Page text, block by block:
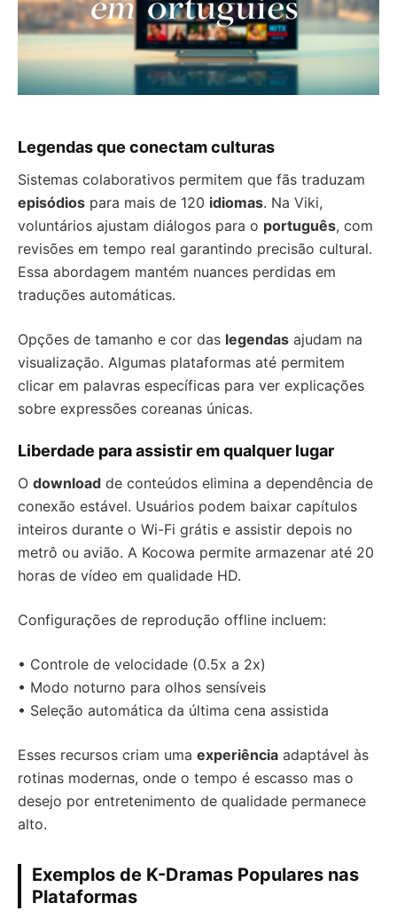
Legendas que conectam culturas
Sistemas colaborativos permitem que fãs traduzam
episódios para mais de 120 idiomas. Na Viki,
voluntários ajustam diálogos para o português, com
revisões em tempo real garantindo precisão cultural.
Essa abordagem mantém nuances perdidas em
traduções automáticas.
Opções de tamanho e cor das legendas ajudam na
visualização. Algumas plataformas até permitem
clicar em palavras específicas para ver explicações
sobre expressões coreanas únicas.
Liberdade para assistir em qualquer lugar
O download de conteúdos elimina a dependência de
conexão estável. Usuários podem baixar capítulos
inteiros durante o Wi-Fi grátis e assistir depois no
metrô ou avião. A Kocowa permite armazenar até 20
horas de vídeo em qualidade HD.
Configurações de reprodução offline incluem:
• Controle de velocidade (0.5x a 2x)
• Modo noturno para olhos sensíveis
• Seleção automática da última cena assistida
Esses recursos criam uma experiência adaptável às
rotinas modernas, onde o tempo é escasso mas o
desejo por entretenimento de qualidade permanece
alto.
Exemplos de K-Dramas Populares nas
Plataformas